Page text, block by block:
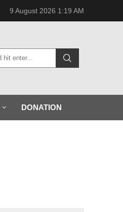
9 August 2026 1:19 AM
DONATION